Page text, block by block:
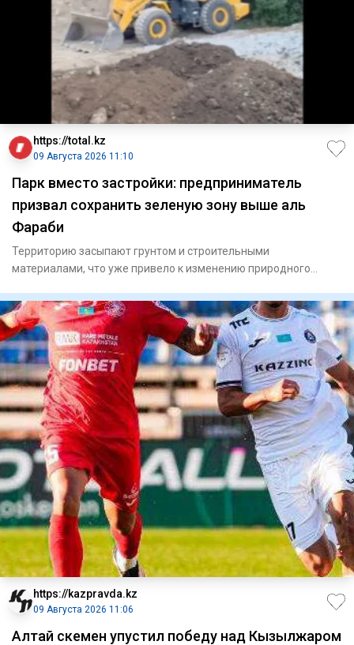
https://total.kz
09 Августа 2026 11:10
Парк вместо застройки: предприниматель
призвал сохранить зеленую зону выше аль
Фараби
Территорию засыпают грунтом и строительными
материалами, что уже привело к изменению природного
https://kazpravda.kz
09 Августа 2026 11:06
Алтай Өскемен упустил победу над Кызылжаром